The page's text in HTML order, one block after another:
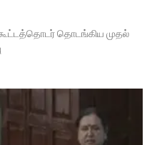
கூட்டத்தொடர் தொடங்கிய முதல்